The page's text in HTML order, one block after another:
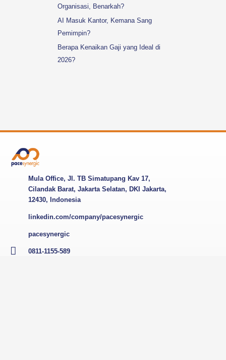
Organisasi, Benarkah?
AI Masuk Kantor, Kemana Sang
Pemimpin?
Berapa Kenaikan Gaji yang Ideal di
2026?
Mula Office, Jl. TB Simatupang Kav 17,
Cilandak Barat, Jakarta Selatan, DKI Jakarta,
12430, Indonesia
linkedin.com/company/pacesynergic
pacesynergic
0811-1155-589